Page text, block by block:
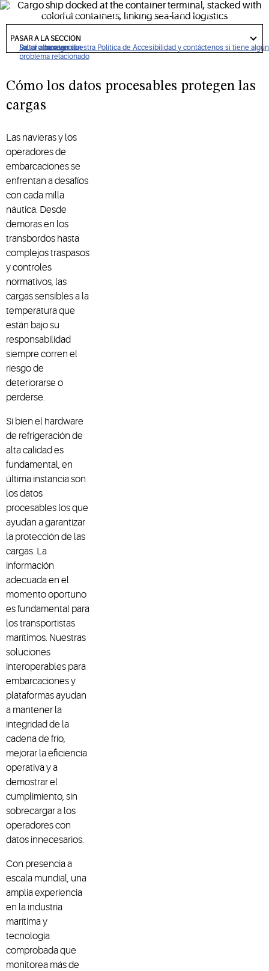
De clic para ver nuestra Política de Accesibilidad y contáctenos si tiene algún
problema relacionado
Saltar a navegación
Saltar al contenido
Saltar a buscar
Copeland protege las cargas sensibles a la temperatura con
refrigeración, monitoreo y soluciones de datos de última
generación personalizadas para la industria marítima.
to
section
PASAR A LA SECCIÓN
Cómo los datos procesables protegen las
cargas
Las navieras y los
operadores de
embarcaciones se
enfrentan a desafíos
con cada milla
náutica. Desde
demoras en los
transbordos hasta
complejos traspasos
y controles
normativos, las
cargas sensibles a la
temperatura que
están bajo su
responsabilidad
siempre corren el
riesgo de
deteriorarse o
perderse.
Si bien el hardware
de refrigeración de
alta calidad es
fundamental, en
última instancia son
los datos
procesables los que
ayudan a garantizar
la protección de las
cargas. La
información
adecuada en el
momento oportuno
es fundamental para
los transportistas
marítimos. Nuestras
soluciones
interoperables para
embarcaciones y
plataformas ayudan
a mantener la
integridad de la
cadena de frío,
mejorar la eficiencia
operativa y a
demostrar el
cumplimiento, sin
sobrecargar a los
operadores con
datos innecesarios.
Con presencia a
escala mundial, una
amplia experiencia
en la industria
marítima y
tecnología
comprobada que
monitorea más de